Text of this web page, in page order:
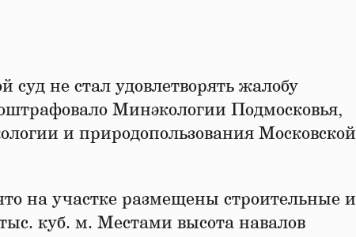
суд не стал удовлетворять жалобу
Минэкологии Подмосковья,
и природопользования Московской
на участке размещены строительные и
куб. м. Местами высота навалов